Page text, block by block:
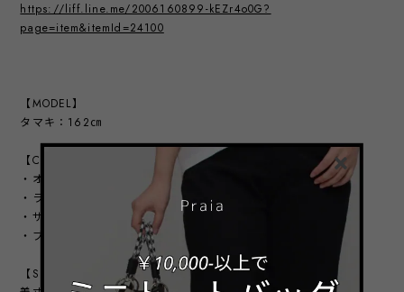
https://liff.line.me/2006160899-kEZr4o0G?
page=item&itemId=24100
【MODEL】
タマキ：162㎝
【COLOR】
・オフ
・ライトグレー
・サックス
・ブラック
【SIZE】